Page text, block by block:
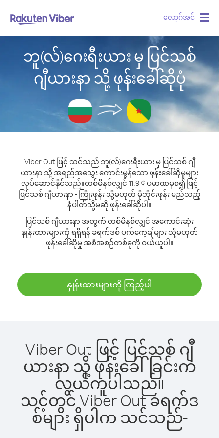
လော့ဂ်အင်
ဘူ(လ်)ဂေးရီးယား မှ ပြင်သစ်
ဂျီယားနာ သို့ ဖုန်းခေါ်ဆိုပုံ
Viber Out ဖြင့် သင်သည် ဘူ(လ်)ဂေးရီးယား မှ ပြင်သစ် ဂျီ
ယားနာ သို့ အရည်အသွေး ကောင်းမွန်သော ဖုန်းခေါ်ဆိုမှုများ
လုပ်ဆောင်နိုင်သည်။တစ်မိနစ်လျှင် 11.9 ¢ ပမာဏမှစ၍ ဖြင့်
ပြင်သစ် ဂျီယားနာ - ကြိုးဖုန်း သို့မဟုတ် မိုဘိုင်းဖုန်း မည်သည့်
နံပါတ်သို့မဆို ဖုန်းခေါ်ဆိုပါ။
ပြင်သစ် ဂျီယားနာ အတွက် တစ်မိနစ်လျှင် အကောင်းဆုံး
နှုန်းထားများကို ရရှိရန် ခရက်ဒစ် ပက်ကေ့ချ်များ သို့မဟုတ်
ဖုန်းခေါ်ဆိုမှု အစီအစဉ်တစ်ခုကို ဝယ်ယူပါ။
နှုန်းထားများကို ကြည့်ပါ
Viber Out ဖြင့် ပြင်သစ် ဂျီ
ယားနာ သို့ ဖုန်းခေါ်ခြင်းက
လွယ်ကူပါသည်။
သင့်တွင် Viber Out ခရက်ဒ
စ်များ ရှိပါက သင်သည်-